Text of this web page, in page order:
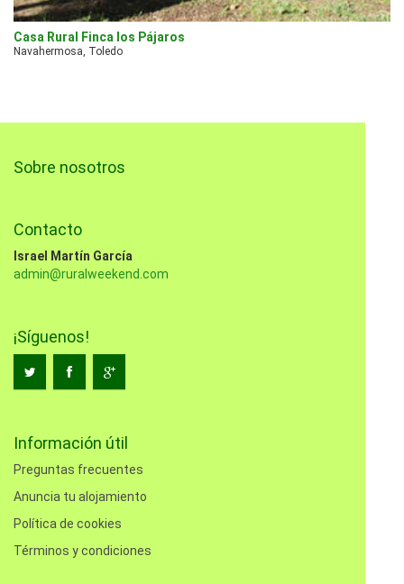
Casa Rural Finca los Pájaros
Navahermosa, Toledo
Sobre nosotros
Contacto
Israel Martín García
admin@ruralweekend.com
¡Síguenos!
Información útil
Preguntas frecuentes
Anuncia tu alojamiento
Política de cookies
Términos y condiciones